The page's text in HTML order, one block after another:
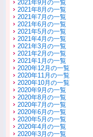
2021年9月の一覧
2021年8月の一覧
2021年7月の一覧
2021年6月の一覧
2021年5月の一覧
2021年4月の一覧
2021年3月の一覧
2021年2月の一覧
2021年1月の一覧
2020年12月の一覧
2020年11月の一覧
2020年10月の一覧
2020年9月の一覧
2020年8月の一覧
2020年7月の一覧
2020年6月の一覧
2020年5月の一覧
2020年4月の一覧
2020年3月の一覧